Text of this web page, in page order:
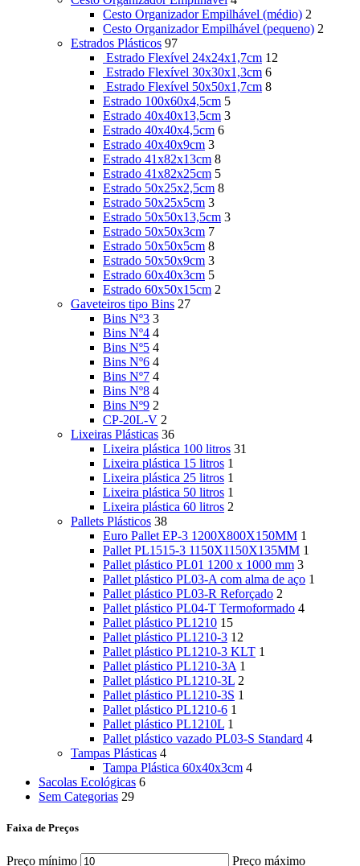
Cesto Organizador Empilhável (médio) 2
Cesto Organizador Empilhável (pequeno) 2
Estrados Plásticos 97
Estrado Flexível 24x24x1,7cm 12
Estrado Flexível 30x30x1,3cm 6
Estrado Flexível 50x50x1,7cm 8
Estrado 100x60x4,5cm 5
Estrado 40x40x13,5cm 3
Estrado 40x40x4,5cm 6
Estrado 40x40x9cm 3
Estrado 41x82x13cm 8
Estrado 41x82x25cm 5
Estrado 50x25x2,5cm 8
Estrado 50x25x5cm 3
Estrado 50x50x13,5cm 3
Estrado 50x50x3cm 7
Estrado 50x50x5cm 8
Estrado 50x50x9cm 3
Estrado 60x40x3cm 5
Estrado 60x50x15cm 2
Gaveteiros tipo Bins 27
Bins Nº3 3
Bins Nº4 4
Bins Nº5 4
Bins Nº6 4
Bins Nº7 4
Bins Nº8 4
Bins Nº9 2
CP-20L-V 2
Lixeiras Plásticas 36
Lixeira plástica 100 litros 31
Lixeira plástica 15 litros 1
Lixeira plástica 25 litros 1
Lixeira plástica 50 litros 1
Lixeira plástica 60 litros 2
Pallets Plásticos 38
Euro Pallet EP-3 1200X800X150MM 1
Pallet PL1515-3 1150X1150X135MM 1
Pallet plástico PL01 1200 x 1000 mm 3
Pallet plástico PL03-A com alma de aço 1
Pallet plástico PL03-R Reforçado 2
Pallet plástico PL04-T Termoformado 4
Pallet plástico PL1210 15
Pallet plástico PL1210-3 12
Pallet plástico PL1210-3 KLT 1
Pallet plástico PL1210-3A 1
Pallet plástico PL1210-3L 2
Pallet plástico PL1210-3S 1
Pallet plástico PL1210-6 1
Pallet plástico PL1210L 1
Pallet plástico vazado PL03-S Standard 4
Tampas Plásticas 4
Tampa Plástica 60x40x3cm 4
Sacolas Ecológicas 6
Sem Categorias 29
Faixa de Preços
Preço mínimo Preço máximo